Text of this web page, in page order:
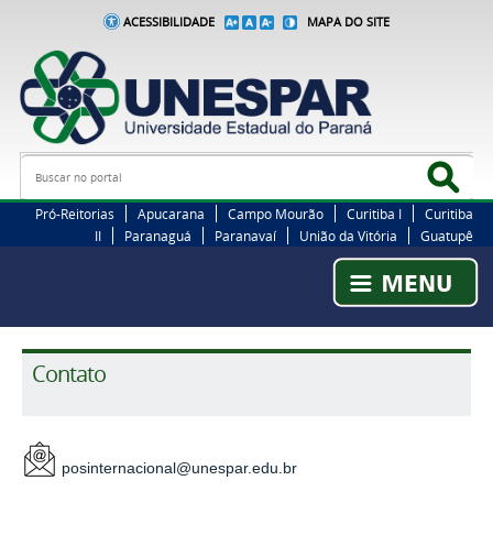
ACESSIBILIDADE MAPA DO SITE
Busca
Pró-Reitorias Apucarana Campo Mourão Curitiba I
Curitiba
II
Paranaguá Paranavaí União da Vitória Guatupê
Contato
posinternacional@unespar.edu.br